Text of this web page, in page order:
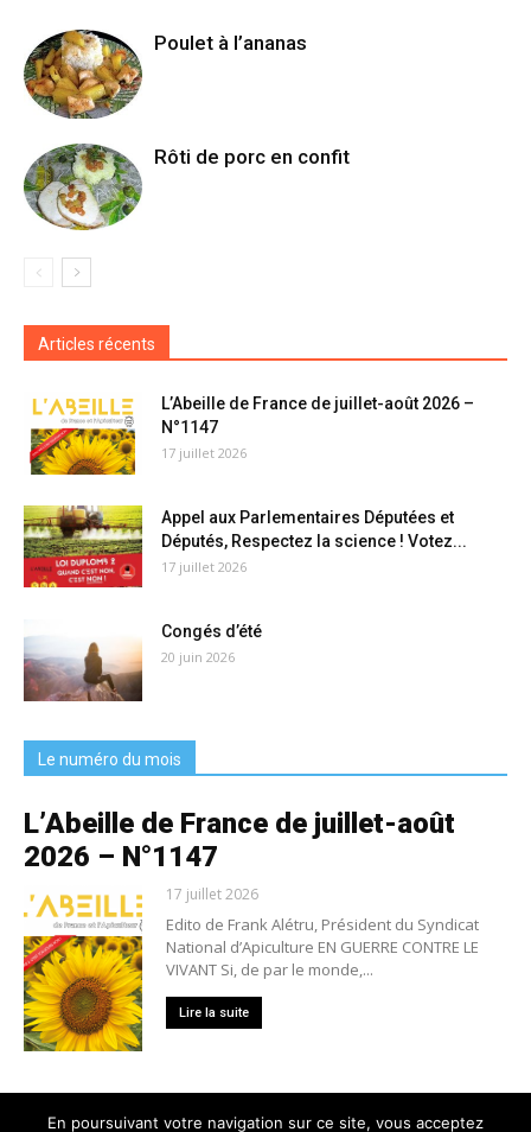
Poulet à l’ananas
Rôti de porc en confit
Articles récents
L’Abeille de France de juillet-août 2026 –
N°1147
17 juillet 2026
Appel aux Parlementaires Députées et
Députés, Respectez la science ! Votez...
17 juillet 2026
Congés d’été
20 juin 2026
Le numéro du mois
L’Abeille de France de juillet-août
2026 – N°1147
17 juillet 2026
Edito de Frank Alétru, Président du Syndicat
National d’Apiculture EN GUERRE CONTRE LE
VIVANT Si, de par le monde,...
Lire la suite
En poursuivant votre navigation sur ce site, vous acceptez